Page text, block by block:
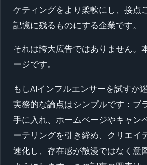
ケティングをより柔軟にし、接点
記憶に残るものにする企業です。
それは誇大広告ではありません。
ージです。
もしAIインフルエンサーを試すか
実務的な論点はシンプルです：ブ
手に入れ、ホームページやキャン
ーテリングを引き締め、クリエイ
速化し、存在感が散漫ではなく意